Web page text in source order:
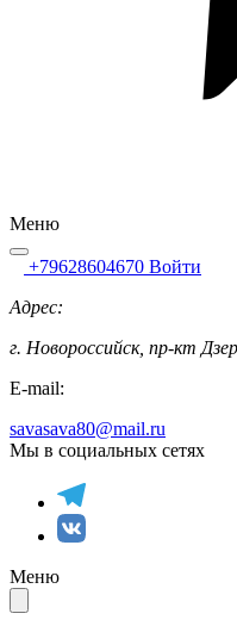
Меню
+79628604670 Войти
Адрес:
г. Новороссийск, пр-кт
E-mail:
savasava80@mail.ru
Мы в социальных сетях
Меню